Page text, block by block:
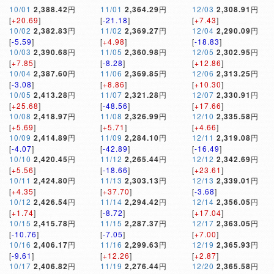
10/01 2,388.42円
[+20.69]
10/02 2,382.83円
[-5.59]
10/03 2,390.68円
[+7.85]
10/04 2,387.60円
[-3.08]
10/05 2,413.28円
[+25.68]
10/08 2,418.97円
[+5.69]
10/09 2,414.89円
[-4.07]
10/10 2,420.45円
[+5.56]
10/11 2,424.80円
[+4.35]
10/12 2,426.54円
[+1.74]
10/15 2,415.78円
[-10.76]
10/16 2,406.17円
[-9.61]
10/17 2,406.82円
11/01 2,364.29円
[-21.18]
11/02 2,369.27円
[+4.98]
11/05 2,360.98円
[-8.28]
11/06 2,369.85円
[+8.86]
11/07 2,321.28円
[-48.56]
11/08 2,326.99円
[+5.71]
11/09 2,284.10円
[-42.89]
11/12 2,265.44円
[-18.66]
11/13 2,303.13円
[+37.70]
11/14 2,294.42円
[-8.72]
11/15 2,287.37円
[-7.05]
11/16 2,299.63円
[+12.26]
11/19 2,276.44円
12/03 2,308.91 円
[+7.43]
12/04 2,290.09円
[-18.83]
12/05 2,302.95円
[+12.86]
12/06 2,313.25円
[+10.30]
12/07 2,330.91 円
[+17.66]
12/10 2,335.58円
[+4.66]
12/11 2,319.08円
[-16.49]
12/12 2,342.69円
[+23.61]
12/13 2,339.01 円
[-3.68]
12/14 2,356.05円
[+17.04]
12/17 2,363.05円
[+7.00]
12/19 2,365.93円
[+2.87]
12/20 2,365.58円